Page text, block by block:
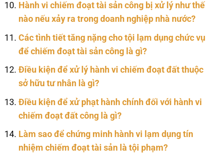
Hành vi chiếm đoạt tài sản công bị xử lý như thế
nào nếu xảy ra trong doanh nghiệp nhà nước?
Các tình tiết tăng nặng cho tội lạm dụng chức vụ
để chiếm đoạt tài sản công là gì?
Điều kiện để xử lý hành vi chiếm đoạt đất thuộc
sở hữu tư nhân là gì?
Điều kiện để xử phạt hành chính đối với hành vi
chiếm đoạt đất công là gì?
Làm sao để chứng minh hành vi lạm dụng tín
nhiệm chiếm đoạt tài sản là tội phạm?